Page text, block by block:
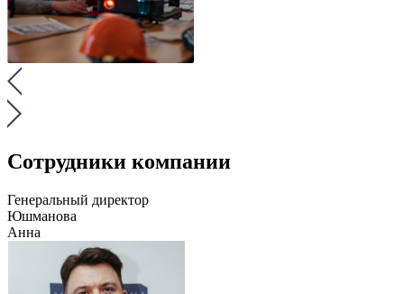
Сотрудники компании
Генеральный директор
Юшманова
Анна